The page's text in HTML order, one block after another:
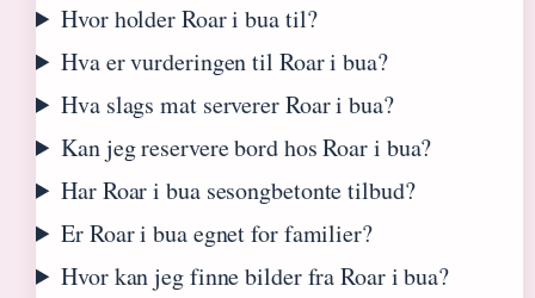
Hvor holder Roar i bua til?
Hva er vurderingen til Roar i bua?
Hva slags mat serverer Roar i bua?
Kan jeg reservere bord hos Roar i bua?
Har Roar i bua sesongbetonte tilbud?
Er Roar i bua egnet for familier?
Hvor kan jeg finne bilder fra Roar i bua?